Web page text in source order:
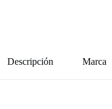
Descripción Marca